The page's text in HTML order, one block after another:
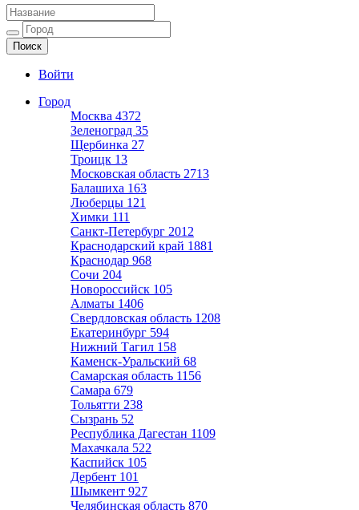
Автомойки
Ещё один сайт на WordPress
Войти
Город
Москва 4372
Зеленоград 35
Щербинка 27
Троицк 13
Московская область 2713
Балашиха 163
Люберцы 121
Химки 111
Санкт-Петербург 2012
Краснодарский край 1881
Краснодар 968
Сочи 204
Новороссийск 105
Алматы 1406
Свердловская область 1208
Екатеринбург 594
Нижний Тагил 158
Каменск-Уральский 68
Самарская область 1156
Самара 679
Тольятти 238
Сызрань 52
Республика Дагестан 1109
Махачкала 522
Каспийск 105
Дербент 101
Шымкент 927
Челябинская область 870